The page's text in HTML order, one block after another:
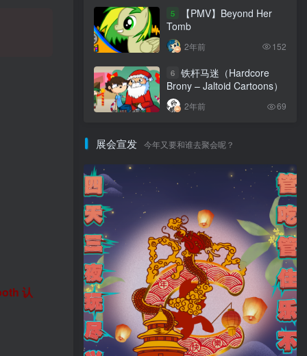
认
5
【PMV】Beyond Her
Tomb
2年前 152
6 铁杆马迷（Hardcore
Brony – Jaltoid Cartoons）
2年前 69
展会宣发 今年又要和谁去聚会呢？